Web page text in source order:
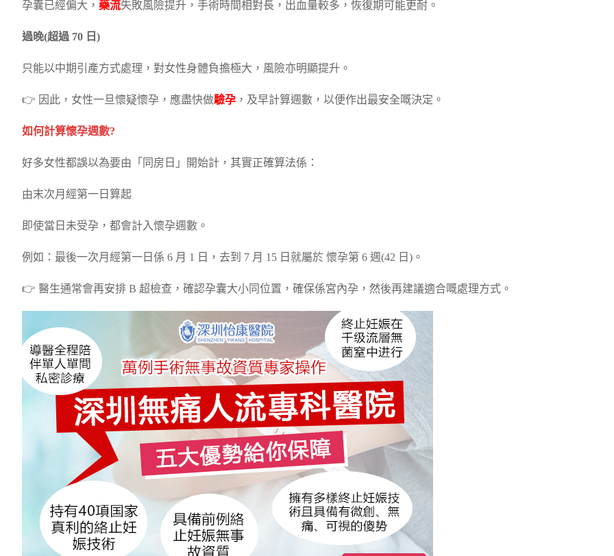
孕囊已經偏大， 藥流失敗風險提升，手術時間相對長，出血量較多，恢復期可能更耐。
過晚(超過 70 日)
只能以中期引產方式處理，對女性身體負擔極大，風險亦明顯提升。
👉 因此，女性一旦懷疑懷孕，應盡快做驗孕 ，及早計算週數，以便作出最安全嘅決定。
如何計算懷孕週數?
好多女性都誤以為要由「同房日」開始計，其實正確算法係：
由末次月經第一日算起
即使當日未受孕，都會計入懷孕週數。
例如：最後一次月經第一日係 6 月 1 日，去到 7 月 15 日就屬於 懷孕第 6 週(42 日)。
👉 醫生通常會再安排 B 超檢查，確認孕囊大小同位置，確保係宮內孕，然後再建議適合嘅處理方式。